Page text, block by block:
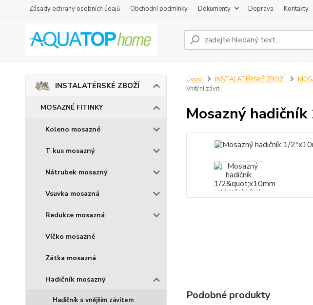
Zásady ochrany osobních údajů Obchodní podmínky Dokumenty Doprava Kontakty
INSTALATÉRSKÉ ZBOŽÍ
MOSAZNÉ FITINKY
Koleno mosazné
T kus mosazný
Nátrubek mosazný
Vsuvka mosazná
Redukce mosazná
Víčko mosazné
Zátka mosazná
Hadičník mosazný
Hadičník s vnějším závitem
Úvod INSTALATÉRSKÉ ZBOŽÍ
Vnitřní závit
Mosazný
Podobné produkty